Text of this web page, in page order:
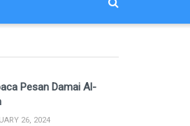
Pesan Damai Al-
26, 2024